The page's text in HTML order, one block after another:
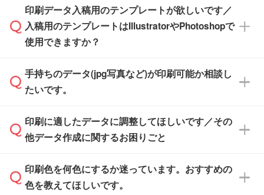
※土日祝日を除く営業日換算です。
※沖縄・離島は追加日数がかかります。
ザインソフトがなくても安心です。
また、「データ作成サービス
せいただければ、弊社にて無料でデザインデー
タを1点作成いたします。
IllustratorやPhotoshop、CLIP STUDIOなどのデ
ザインソフトでこだわりのデザインを作成した
い方は、完全データ入稿
積・ご注文フォームにアップロードしてご入稿
ください。
ご入稿後は経験豊富なスタッフがデータに不備
がないかチェックし、お客様と確認してから印
刷に進みますので、ご安心ください。
印刷データ入稿用のテンプレートが欲しいです／
入稿用のテンプレートはIllustratorやPhotoshopで
使用できますか？
一部商品は入稿用テンプレートのご用意があり
ます。各商品ページの『印刷方法・テンプレー
入稿用のテンプレートはPDF形式ですが、
IllustratorやPhotoshopで開いてご利用いただけ
方」をご確認ください。
手持ちのデータ(jpg写真など)が印刷可能か相談し
たいです。
印刷に適したデータ・解像度かどうか、担当ス
タッフが事前に確認いたします。
ムへ添付いただくか、担当スタッフ宛にメール
でお送りください。
印刷に適したデータに調整してほしいです／その
他データ作成に関するお困りごと
データ作成でお困りの際には、担当スタッフが
サポートいたしますのでお気軽にご相談くださ
印刷色を何色にするか迷っています。おすすめの
色を教えてほしいです。